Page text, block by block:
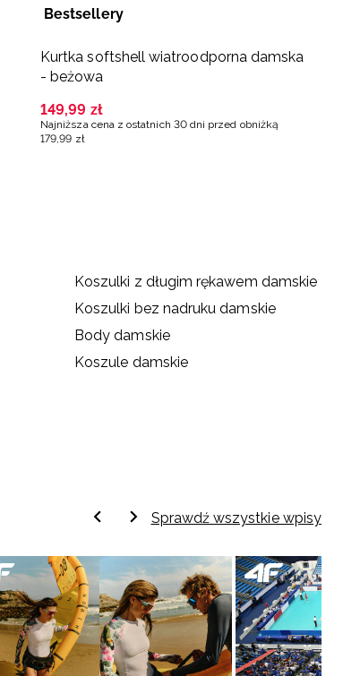
Bestsellery
Kurtka softshell wiatroodporna damska
- beżowa
149,99 zł
Najniższa cena z ostatnich 30 dni przed obniżką
179 ,99 zł
Koszulki z długim rękawem damskie
Koszulki bez nadruku damskie
Body damskie
Koszule damskie
Sprawdź wszystkie wpisy